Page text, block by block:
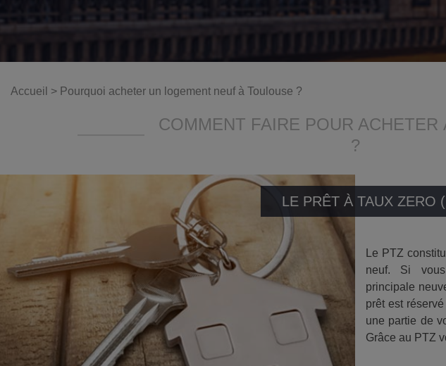
Accueil > Pourquoi acheter un logement neuf à Toulouse ?
COMMENT FAIRE POUR ACHETER
?
LE PRÊT À TAUX ZERO
Le PTZ
neuf. Si vous
principale
prêt est
une partie de
Grâce au PTZ